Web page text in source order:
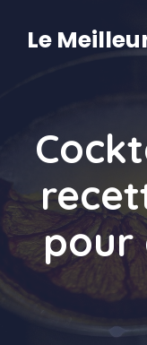
contenu
Le
pour